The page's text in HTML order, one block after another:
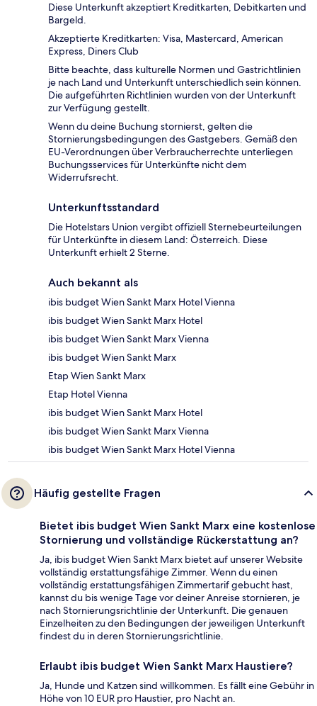
Diese Unterkunft akzeptiert Kreditkarten, Debitkarten und
Bargeld.
Akzeptierte Kreditkarten: Visa, Mastercard, American
Express, Diners Club
Bitte beachte, dass kulturelle Normen und Gastrichtlinien
je nach Land und Unterkunft unterschiedlich sein können.
Die aufgeführten Richtlinien wurden von der Unterkunft
zur Verfügung gestellt.
Wenn du deine Buchung stornierst, gelten die
Stornierungsbedingungen des Gastgebers. Gemäß den
EU-Verordnungen über Verbraucherrechte unterliegen
Buchungsservices für Unterkünfte nicht dem
Widerrufsrecht.
Unterkunftsstandard
Die Hotelstars Union vergibt offiziell Sternebeurteilungen
für Unterkünfte in diesem Land: Österreich. Diese
Unterkunft erhielt 2 Sterne.
Auch bekannt als
ibis budget Wien Sankt Marx Hotel Vienna
ibis budget Wien Sankt Marx Hotel
ibis budget Wien Sankt Marx Vienna
ibis budget Wien Sankt Marx
Etap Wien Sankt Marx
Etap Hotel Vienna
ibis budget Wien Sankt Marx Hotel
ibis budget Wien Sankt Marx Vienna
ibis budget Wien Sankt Marx Hotel Vienna
Häufig gestellte Fragen
Bietet ibis budget Wien Sankt Marx eine kostenlose
Stornierung und vollständige Rückerstattung an?
Ja, ibis budget Wien Sankt Marx bietet auf unserer Website
vollständig erstattungsfähige Zimmer. Wenn du einen
vollständig erstattungsfähigen Zimmertarif gebucht hast,
kannst du bis wenige Tage vor deiner Anreise stornieren, je
nach Stornierungsrichtlinie der Unterkunft. Die genauen
Einzelheiten zu den Bedingungen der jeweiligen Unterkunft
findest du in deren Stornierungsrichtlinie.
Erlaubt ibis budget Wien Sankt Marx Haustiere?
Ja, Hunde und Katzen sind willkommen. Es fällt eine Gebühr in
Höhe von 10 EUR pro Haustier, pro Nacht an.